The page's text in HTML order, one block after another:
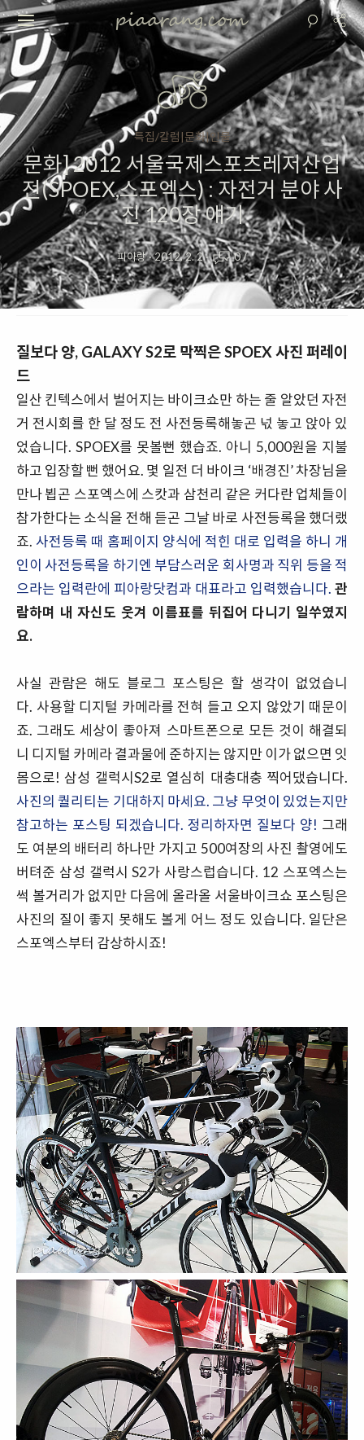
특집/칼럼|문화|인물
문화] 2012 서울국제스포츠레저산업
전(SPOEX,스포엑스) : 자전거 분야 사
진 120장 얘기
피아랑·2012. 2. 2· 0/
질보다 양, GALAXY S2로 막찍은 SPOEX 사진 퍼레이
드
일산 킨텍스에서 벌어지는 바이크쇼만 하는 줄 알았던 자전
거 전시회를 한 달 정도 전 사전등록해놓곤 넋 놓고 앉아 있
었습니다. SPOEX를 못볼뻔 했습죠. 아니 5,000원을 지불
하고 입장할 뻔 했어요. 몇 일전 더 바이크 ‘배경진’ 차장님을
만나 뵙곤 스포엑스에 스캇과 삼천리 같은 커다란 업체들이
참가한다는 소식을 전해 듣곤 그날 바로 사전등록을 했더랬
죠. 사전등록 때 홈페이지 양식에 적힌 대로 입력을 하니 개
인이 사전등록을 하기엔 부담스러운 회사명과 직위 등을 적
으라는 입력란에 피아랑닷컴과 대표라고 입력했습니다. 관
람하며 내 자신도 웃겨 이름표를 뒤집어 다니기 일쑤였지
요.
사실 관람은 해도 블로그 포스팅은 할 생각이 없었습니
다. 사용할 디지털 카메라를 전혀 들고 오지 않았기 때문이
죠. 그래도 세상이 좋아져 스마트폰으로 모든 것이 해결되
니 디지털 카메라 결과물에 준하지는 않지만 이가 없으면 잇
몸으로! 삼성 갤럭시S2로 열심히 대충대충 찍어댔습니다.
사진의 퀄리티는 기대하지 마세요. 그냥 무엇이 있었는지만
참고하는 포스팅 되겠습니다. 정리하자면 질보다 양! 그래
도 여분의 배터리 하나만 가지고 500여장의 사진 촬영에도
버텨준 삼성 갤럭시 S2가 사랑스럽습니다. 12 스포엑스는
썩 볼거리가 없지만 다음에 올라올 서울바이크쇼 포스팅은
사진의 질이 좋지 못해도 볼게 어느 정도 있습니다. 일단은
스포엑스부터 감상하시죠!